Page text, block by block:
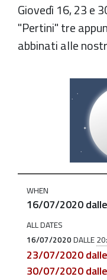
Giovedì 16, 23 e
"Pertini" tre
abbinati alle
https://
del-
pertini
Distanzia...Note
Musica
WHEN
16/07/2020dalle
ALL DATES
16/07/2020DALLE
23/07/2020dalle
30/07/2020dalle